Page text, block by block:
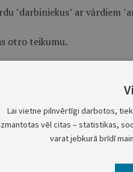
"darbiniekus" ar vārdiem
otro teikumu.
1. janvārī.
gada 4. oktobrī.
Lai vietne pilnvērtīgi darbotos,
vēl citas – statistikas,
varat jebkurā brīdī